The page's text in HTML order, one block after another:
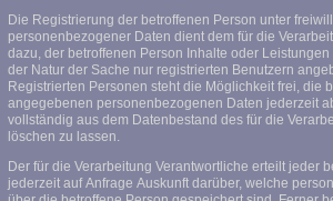
Die Registrierung der betroffenen Person unter
personenbezogener Daten dient dem für die
dazu, der betroffenen Person Inhalte oder
der Natur der Sache nur registrierten Benutzern
Registrierten Personen steht die Möglichkeit frei, die
angegebenen personenbezogenen Daten jederzeit
vollständig aus dem Datenbestand des für die
löschen zu lassen.
Der für die Verarbeitung Verantwortliche erteilt jeder
jederzeit auf Anfrage Auskunft darüber, welche